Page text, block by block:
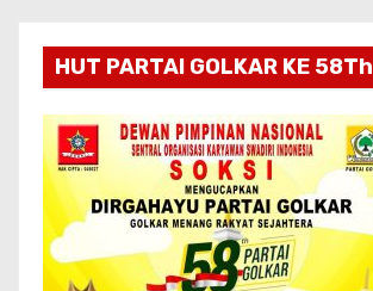
HUT PARTAI GOLKAR KE 58Th